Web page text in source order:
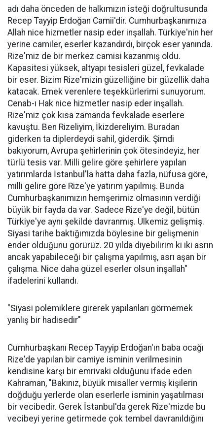
adı daha önceden de halkımızın isteği doğrultusunda
Recep Tayyip Erdoğan Camii'dir. Cumhurbaşkanımıza
Allah nice hizmetler nasip eder inşallah. Türkiye'nin her
yerine camiler, eserler kazandırdı, birçok eser yanında.
Rize'miz de bir merkez camisi kazanmış oldu.
Kapasitesi yüksek, altyapı tesisleri güzel, fevkalade
bir eser. Bizim Rize'mizin güzelliğine bir güzellik daha
katacak. Emek verenlere teşekkürlerimi sunuyorum.
Cenab-ı Hak nice hizmetler nasip eder inşallah.
Rize'miz çok kısa zamanda fevkalade eserlere
kavuştu. Ben Rizeliyim, İkizdereliyim. Buradan
giderken ta diplerdeydi sahil, giderdik. Şimdi
bakıyorum, Avrupa şehirlerinin çok ötesindeyiz, her
türlü tesis var. Milli gelire göre şehirlere yapılan
yatırımlarda İstanbul'la hatta daha fazla, nüfusa göre,
milli gelire göre Rize'ye yatırım yapılmış. Bunda
Cumhurbaşkanımızın hemşerimiz olmasının verdiği
büyük bir fayda da var. Sadece Rize'ye değil, bütün
Türkiye'ye aynı şekilde davranmış. Ülkemiz gelişmiş.
Siyasi tarihe baktığımızda böylesine bir gelişmenin
ender olduğunu görürüz. 20 yılda diyebilirim ki iki asrın
ancak yapabileceği bir çalışma yapılmış, asrı aşan bir
çalışma. Nice daha güzel eserler olsun inşallah"
ifadelerini kullandı.
"Siyasi polemiklere girerek yapılanları görmemek
yanlış bir hadisedir"
Cumhurbaşkanı Recep Tayyip Erdoğan'ın baba ocağı
Rize'de yapılan bir camiye isminin verilmesinin
kendisine karşı bir emrivaki olduğunu ifade eden
Kahraman, "Bakınız, büyük misaller vermiş kişilerin
doğduğu yerlerde olan eserlerle isminin yaşatılması
bir vecibedir. Gerek İstanbul'da gerek Rize'mizde bu
vecibeyi yerine getirmede çok tembel davranıldığını